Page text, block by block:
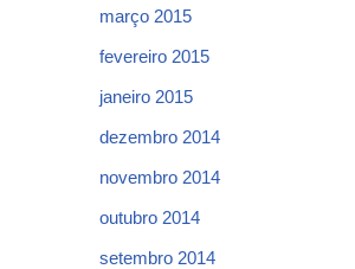
março 2015
fevereiro 2015
janeiro 2015
dezembro 2014
novembro 2014
outubro 2014
setembro 2014